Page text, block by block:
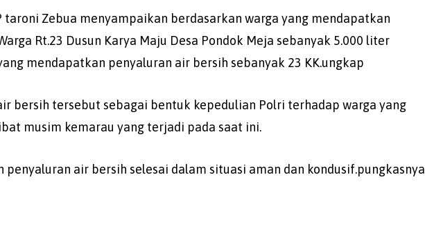
taroni Zebua menyampaikan berdasarkan warga yang mendapatkan
Rt.23 Dusun Karya Maju Desa Pondok Meja sebanyak 5.000 liter
mendapatkan penyaluran air bersih sebanyak 23 KK.ungkap
bersih tersebut sebagai bentuk kepedulian Polri terhadap warga yang
musim kemarau yang terjadi pada saat ini.
air bersih selesai dalam situasi aman dan kondusif.pungkasnya